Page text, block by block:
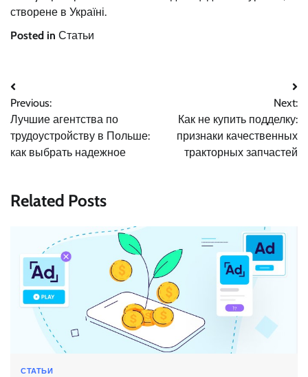
створене в Україні.
Posted in Статьи
Навигация
по
записям
Previous:
Лучшие агентства по
трудоустройству в Польше:
как выбрать надежное
Next:
Как не купить подделку:
признаки качественных
тракторных запчастей
Related Posts
СТАТЬИ